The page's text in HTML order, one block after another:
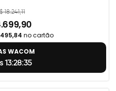
18.241,11
no cartão
WACOM
13:28:34